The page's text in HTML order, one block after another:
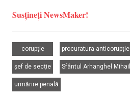
Susțineți NewsMaker!
corupție
procuratura anticorupție
șef de secție
Sfântul Arhanghel Mihail
urmărire penală